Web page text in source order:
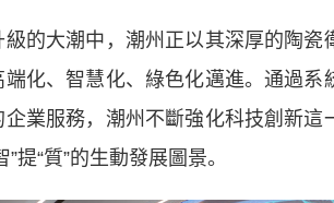
大潮中，潮州正以其深厚的陶瓷
化、智慧化、綠色化邁進。通過
企業服務，潮州不斷強化科技創新
提“質”的生動發展圖景。